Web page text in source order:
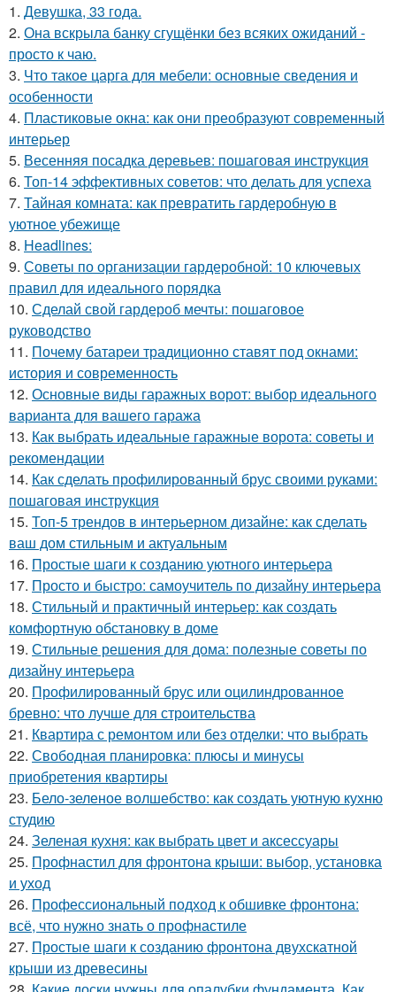
1. Девушка, 33 года.
2. Она вскрыла банку сгущёнки без всяких ожиданий -
просто к чаю.
3. Что такое царга для мебели: основные сведения и
особенности
4. Пластиковые окна: как они преобразуют современный
интерьер
5. Весенняя посадка деревьев: пошаговая инструкция
6. Топ-14 эффективных советов: что делать для успеха
7. Тайная комната: как превратить гардеробную в
уютное убежище
8. Headlines:
9. Советы по организации гардеробной: 10 ключевых
правил для идеального порядка
10. Сделай свой гардероб мечты: пошаговое
руководство
11. Почему батареи традиционно ставят под окнами:
история и современность
12. Основные виды гаражных ворот: выбор идеального
варианта для вашего гаража
13. Как выбрать идеальные гаражные ворота: советы и
рекомендации
14. Как сделать профилированный брус своими руками:
пошаговая инструкция
15. Топ-5 трендов в интерьерном дизайне: как сделать
ваш дом стильным и актуальным
16. Простые шаги к созданию уютного интерьера
17. Просто и быстро: самоучитель по дизайну интерьера
18. Стильный и практичный интерьер: как создать
комфортную обстановку в доме
19. Стильные решения для дома: полезные советы по
дизайну интерьера
20. Профилированный брус или оцилиндрованное
бревно: что лучше для строительства
21. Квартира с ремонтом или без отделки: что выбрать
22. Свободная планировка: плюсы и минусы
приобретения квартиры
23. Бело-зеленое волшебство: как создать уютную кухню
студию
24. Зеленая кухня: как выбрать цвет и аксессуары
25. Профнастил для фронтона крыши: выбор, установка
и уход
26. Профессиональный подход к обшивке фронтона:
всё, что нужно знать о профнастиле
27. Простые шаги к созданию фронтона двухскатной
крыши из древесины